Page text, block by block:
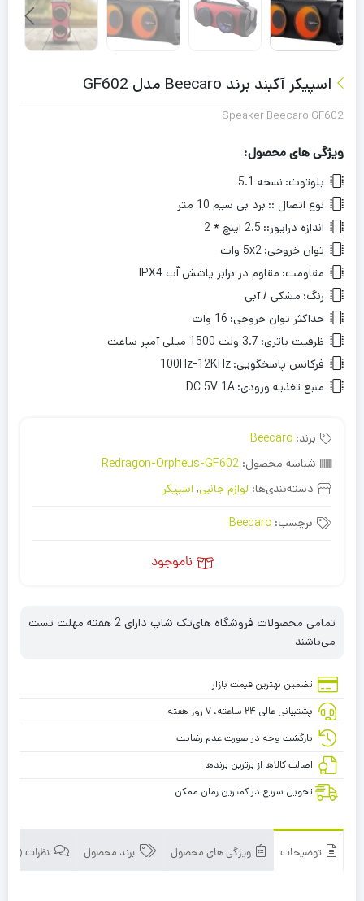
اسپیکر آکبند برند Beecaro مدل GF602
Speaker Beecaro GF602
ویژگی های محصول:
بلوتوث: نسخه 5.1
نوع اتصال :: برد بی سیم 10 متر
اندازه درایور:: 2.5 اینچ * 2
توان خروجی: 5x2 وات
مقاومت: مقاوم در برابر پاشش اّب IPX4
رنگ: مشکی / آبی
حداکثر توان خروجی: 16 وات
ظرفیت باتری: 3.7 ولت 1500 میلی آمپر ساعت
فرکانس پاسخگویی: 100Hz-12KHz
منبع تغذیه ورودی: DC 5V 1A
برند: Beecaro
شناسه محصول: Redragon-Orpheus-GF602
دسته‌بندی‌ها: لوازم جانبی, اسپیکر
برچسب: Beecaro
ناموجود
تمامی محصولات فروشگاه های‌تک شاپ دارای 2 هفته مهلت تست
می‌باشند
تضمین بهترین قیمت بازار
پشتیبانی عالی ۲۴ ساعته، ۷ روز هفته
بازگشت وجه در صورت عدم رضایت
اصالت کالاها از برترین برندها
تحویل سریع در کمترین زمان ممکن
توضیحات ویژگی های محصول برند محصول نظرات (0)